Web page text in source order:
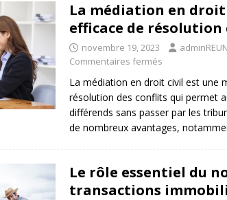
La médiation en
efficace de résolution
novembre 19, 2023
Commentaires fermés
La médiation en droit civil est une
résolution des conflits qui permet
différends sans passer par les
de nombreux avantages,
Le rôle essentiel du
transactions